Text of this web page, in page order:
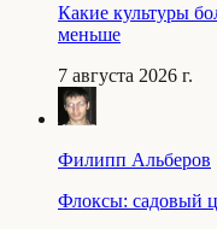
Какие культуры
меньше
7 августа 2026 г.
Филипп Альберов
Флоксы: садовый